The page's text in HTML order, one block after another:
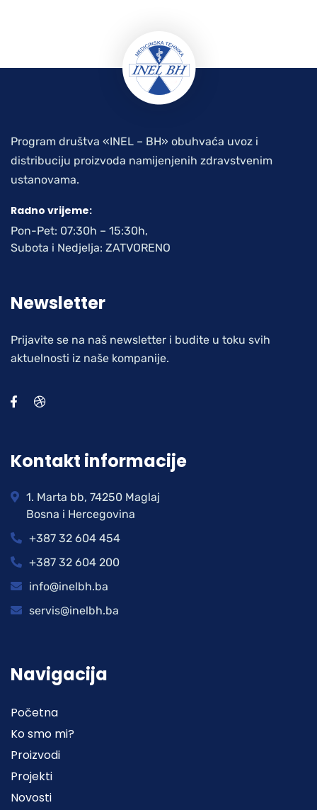
Program društva «INEL – BH» obuhvaća uvoz i
distribuciju proizvoda namijenjenih zdravstvenim
ustanovama.
Radno vrijeme:
Pon-Pet: 07:30h – 15:30h,
Subota i Nedjelja: ZATVORENO
Newsletter
Prijavite se na naš newsletter i budite u toku svih
aktuelnosti iz naše kompanije.
Kontakt informacije
1. Marta bb, 74250 Maglaj
Bosna i Hercegovina
+387 32 604 454
+387 32 604 200
info@inelbh.ba
servis@inelbh.ba
Navigacija
Početna
Ko smo mi?
Proizvodi
Projekti
Novosti